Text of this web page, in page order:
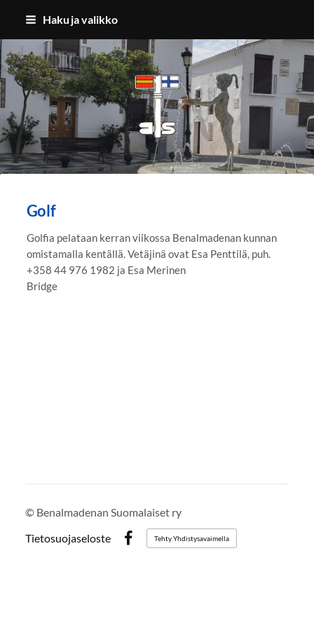
Siirry
sisältöön
Haku ja valikko
Benalmadenan Suomalaiset ry
Bridge
Golf
Golfia pelataan kerran viikossa Benalmadenan kunnan
omistamalla kentällä. Vetäjinä ovat Esa Penttilä, puh.
+358 44 976 1982 ja Esa Merinen
© Benalmadenan Suomalaiset ry
Tietosuojaseloste
Facebook
Tehty Yhdistysavaimella